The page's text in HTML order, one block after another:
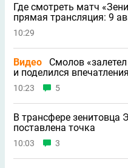
Где смотреть матч
прямая трансляция: 9
10:29
Видео
Смолов
и поделился
10:23 5
В трансфере зенитовца
поставлена точка
10:03 3